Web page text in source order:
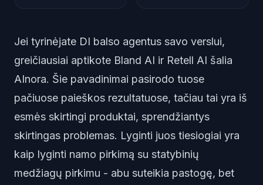
Jei tyrinėjate DI balso agentus savo verslui,
greičiausiai aptikote Bland AI ir Retell AI šalia
AInora. Šie pavadinimai pasirodo tuose
pačiuose paieškos rezultatuose, tačiau tai yra iš
esmės skirtingi produktai, sprendžiantys
skirtingas problemas. Lyginti juos tiesiogiai yra
kaip lyginti namo pirkimą su statybinių
medžiagų pirkimu - abu suteikia pastogę, bet